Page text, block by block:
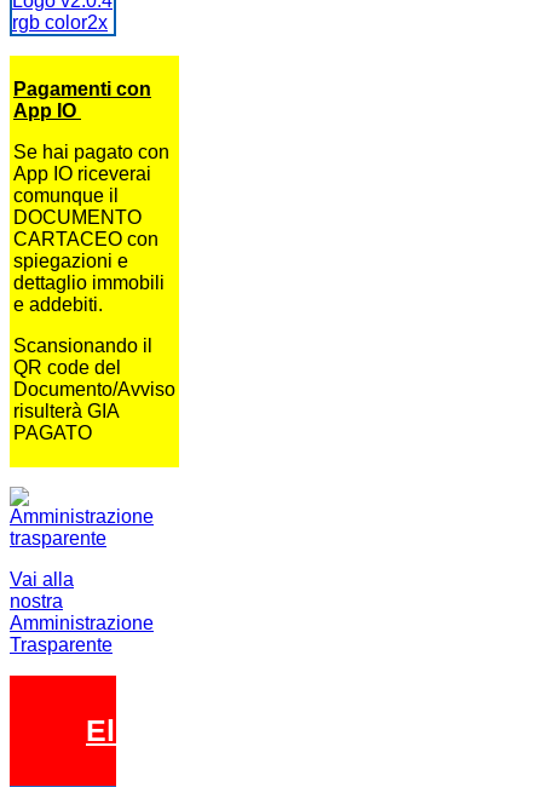
Pagamenti con
App IO
Se hai pagato con
App IO riceverai
comunque il
DOCUMENTO
CARTACEO con
spiegazioni e
dettaglio immobili
e addebiti.
Scansionando il
QR code del
Documento/Avviso
risulterà GIA
PAGATO
Vai alla
nostra
Amministrazione
Trasparente
Elezioni 2026